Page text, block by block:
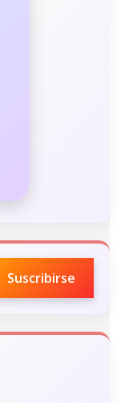
Suscribirse